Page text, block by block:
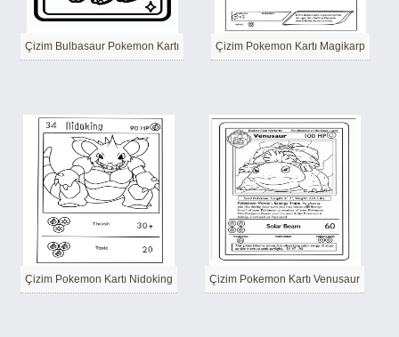
Çizim Bulbasaur Pokemon Kartı Çizim Pokemon Kartı Magikarp
Çizim Pokemon Kartı Nidoking Çizim Pokemon Kartı Venusaur